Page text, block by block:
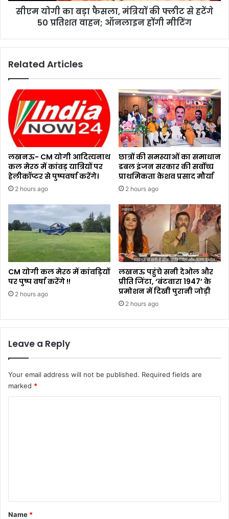
सीएम योगी का बड़ा फैसला, मंत्रियों की फ्लीट से हटेंगे
50 प्रतिशत वाहन; ऑनलाइन होंगी मीटिंग
Related Articles
लखनऊ- CM योगी आदित्यनाथ
कल मेरठ में कांवड़ यात्रियों पर
हेलीकॉप्टर से पुष्पवर्षा करेंगे।
2 hours ago
छात्रों की समस्याओं का समाधान
डबल इंजन सरकार की सर्वोच्च
प्राथमिकता केशव प्रसाद मौर्या
2 hours ago
CM योगी कल मेरठ में कांवड़ियों
पर पुष्प वर्षा करेंगे !!
2 hours ago
लखनऊ पहुंचे सनी देओल और
प्रीति जिंटा, ‘बंटवारा 1947’ के
प्रमोशन में दिखी पुरानी जोड़ी
2 hours ago
Leave a Reply
Your email address will not be published. Required fields are
marked *
*
Name *